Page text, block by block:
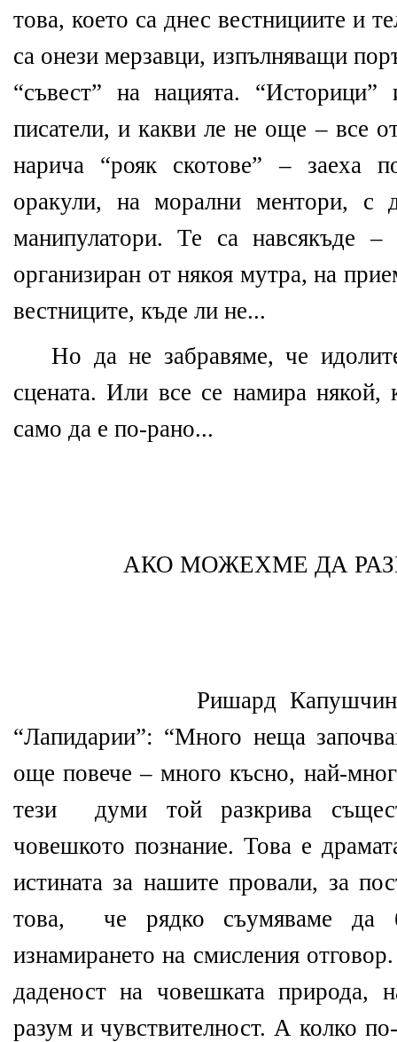
това, което са днес вестнициите и
са онези мерзавци, изпълняващи
“съвест” на нацията.
писатели, и какви ле не още – все
нарича “рояк скотове” – заеха
оракули, на морални ментори, с
манипулатори. Те са навсякъде
организиран от някоя мутра, на
вестниците, къде ли не...
Но да не забравяме, че
сцената. Или все се намира някой,
само да е по-рано...
АКО МОЖЕХМЕ ДА
Ришард
“Лапидарии”: “Много неща
още повече – много късно, най-
тези
думи той разкрива
човешкото познание. Това е
истината за нашите провали, за
това,
че рядко съумяваме да
изнамирането на смисления
даденост на човешката природа,
разум и чувствителност. А колко